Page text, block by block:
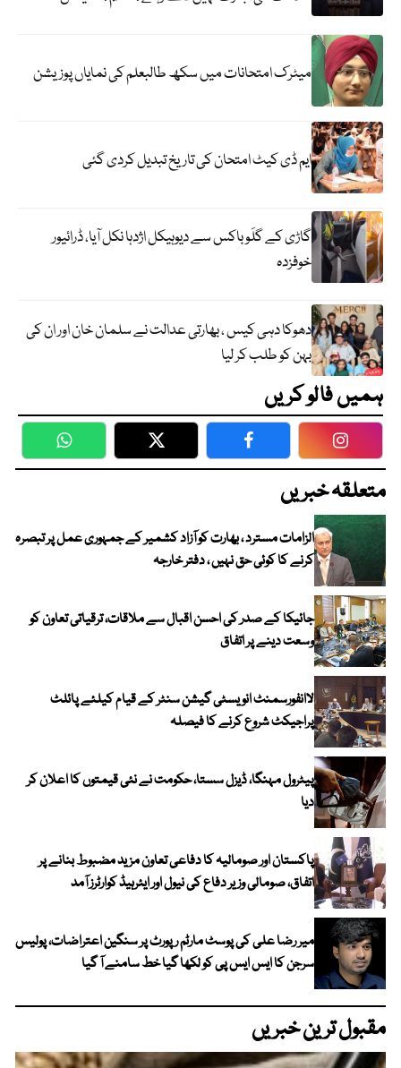
میٹرک امتحانات میں سکھ طالبعلم کی نمایاں پوزیشن
ایم ڈی کیٹ امتحان کی تاریخ تبدیل کردی گئی
گاڑی کے گلَو باکس سے دیوہیکل اژدہا نکل آیا، ڈرائیور
خوفزدہ
دھوکا دہی کیس ، بھارتی عدالت نے سلمان خان اور ان کی
بہن کو طلب کر لیا
ہمیں فالو کریں
WhatsApp Twitter Facebook
متعلقہ خبریں
الزامات مسترد ، بھارت کو آزاد کشمیر کے جمہوری عمل پر تبصرہ
کرنے کا کوئی حق نہیں ، دفتر خارجہ
جائیکا کے صدر کی احسن اقبال سے ملاقات، ترقیاتی تعاون کو
وسعت دینے پر اتفاق
لاانفورسمنٹ انویسٹی گیشن سنٹر کے قیام کیلئے پائلٹ
پراجیکٹ شروع کرنے کا فیصلہ
پیٹرول مہنگا، ڈیزل سستا، حکومت نے نئی قیمتوں کا اعلان کر
دیا
پاکستان اور صومالیہ کا دفاعی تعاون مزید مضبوط بنانے پر
اتفاق، صومالی وزیر دفاع کی نیول اور ایئرہیڈ کوارٹرز آمد
میر رضا علی کی پوسٹ مارٹم رپورٹ پر سنگین اعتراضات، پولیس
سرجن کا ایس ایس پی کو لکھا گیا خط سامنے آ گیا
مقبول ترین خبریں